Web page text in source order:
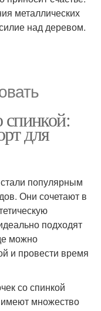
металлических
над деревом.
спинкой:
для
популярным
Они сочетают в
подходят
можно
и провести время
со спинкой
имеют множество